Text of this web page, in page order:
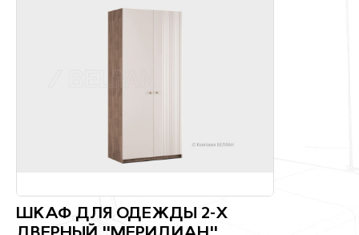
ШКАФ ДЛЯ ОДЕЖДЫ 2-Х